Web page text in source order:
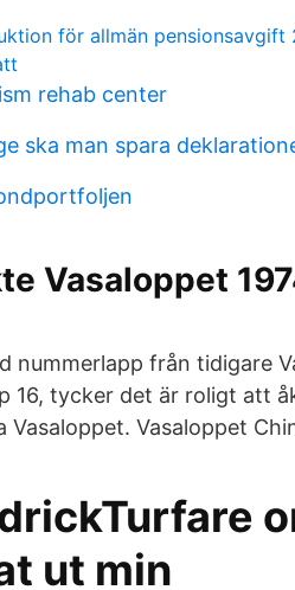
för allmän pensionsavgift
rehab center
ska man spara
Vasaloppet
nummerlapp från tidigare
16, tycker det är roligt att
Vasaloppet. Vasaloppet
ut min